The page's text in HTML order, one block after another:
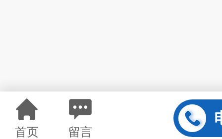
首页 留言